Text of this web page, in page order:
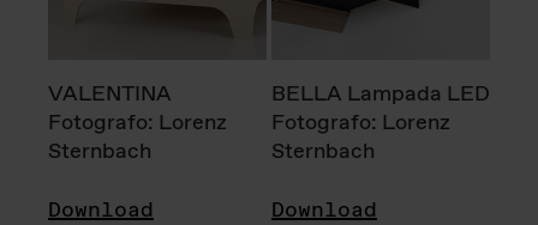
VALENTINA
Fotografo: Lorenz
Sternbach
Download
BELLA Lampada LED
Fotografo: Lorenz
Sternbach
Download